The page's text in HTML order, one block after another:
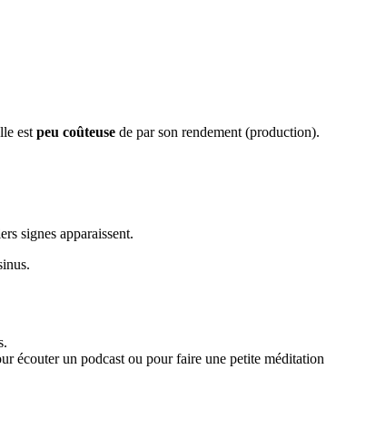
est peu coûteuse de par son rendement (production).
signes apparaissent.
écouter un podcast ou pour faire une petite méditation